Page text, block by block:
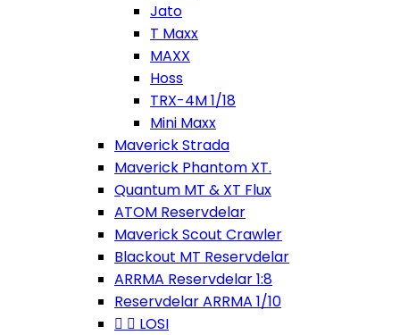
Jato
T Maxx
MAXX
Hoss
TRX-4M 1/18
Mini Maxx
Maverick Strada
Maverick Phantom XT.
Quantum MT & XT Flux
ATOM Reservdelar
Maverick Scout Crawler
Blackout MT Reservdelar
ARRMA Reservdelar 1:8
Reservdelar ARRMA 1/10
  LOSI